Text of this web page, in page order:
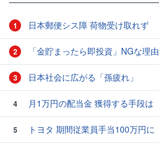
1 日本郵便シス障 荷物受け取れず
2 「金貯まったら即投資」NGな理由
3 日本社会に広がる「孫疲れ」
4 月1万円の配当金 獲得する手段は
5
トヨタ 期間従業員手当100万円に